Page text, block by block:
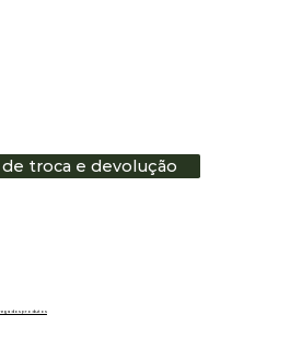
dos produtos
troca e devolução